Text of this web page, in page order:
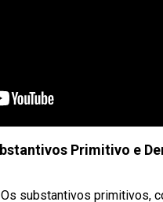
Primitivo e
substantivos primitivos,